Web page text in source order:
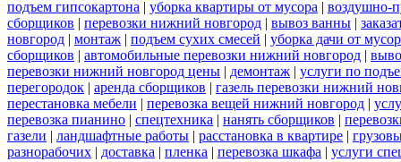
подъем гипсокартона | уборка квартиры от мусора | воздушно-
сборщиков | перевозки нижний новгород | вывоз ванны |
новгород | монтаж | подъем сухих смесей | уборка дачи от
сборщиков | автомобильные перевозки нижний новгород |
перевозки нижний новгород цены | демонтаж | услуги по
перегородок | аренда сборщиков | газель перевозки нижний
перестановка мебели | перевозка вещей нижний новгород |
перевозка пианино | спецтехника | нанять сборщиков |
газели | ландшафтные работы | расстановка в квартире |
разнорабочих | доставка | пленка | перевозка шкафа | услуги